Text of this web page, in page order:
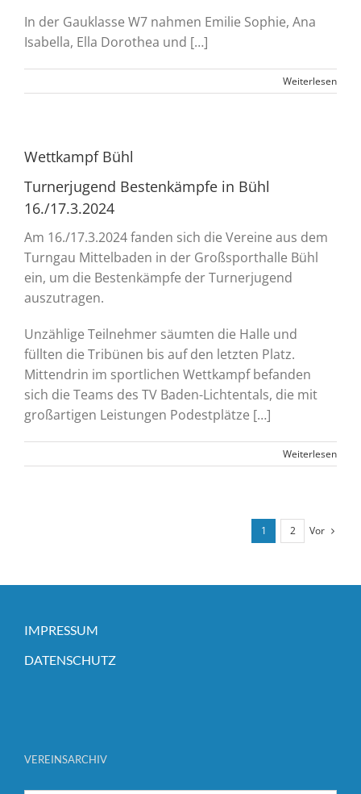
In der Gauklasse W7 nahmen Emilie Sophie, Ana
Isabella, Ella Dorothea und […]
Weiterlesen
Wettkampf Bühl
Turnerjugend Bestenkämpfe in Bühl
16./17.3.2024
Am 16./17.3.2024 fanden sich die Vereine aus dem
Turngau Mittelbaden in der Großsporthalle Bühl
ein, um die Bestenkämpfe der Turnerjugend
auszutragen.
Unzählige Teilnehmer säumten die Halle und
füllten die Tribünen bis auf den letzten Platz.
Mittendrin im sportlichen Wettkampf befanden
sich die Teams des TV Baden-Lichtentals, die mit
großartigen Leistungen Podestplätze […]
Weiterlesen
1 2 Vor
IMPRESSUM
DATENSCHUTZ
VEREINSARCHIV